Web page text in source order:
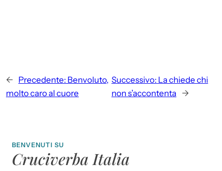
← Precedente: Benvoluto,
molto caro al cuore
Successivo: La chiede chi
non s’accontenta
→
BENVENUTI SU
Cruciverba Italia